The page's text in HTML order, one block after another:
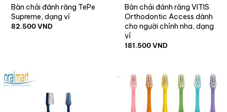
Bàn chải đánh răng TePe
Supreme, dạng vỉ
82.500VND
Bàn chải đánh răng VITIS
Orthodontic Access dành
cho người chỉnh nha, dạng
vỉ
181.500VND